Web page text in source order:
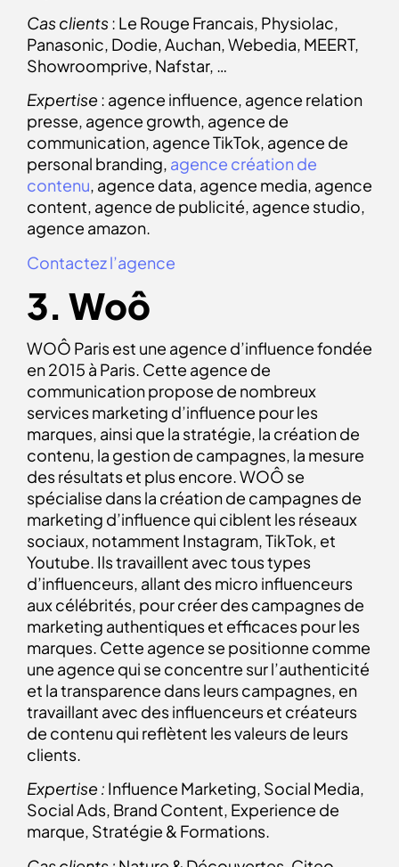
Cas clients: Le Rouge Francais, Physiolac,
Panasonic, Dodie, Auchan, Webedia, MEERT,
Showroomprive, Nafstar, …
Expertise: agence influence, agence relation
presse, agence growth, agence de
communication, agence TikTok, agence de
personal branding, agence création de
contenu, agence data, agence media, agence
content, agence de publicité, agence studio,
agence amazon.
Contactez l’agence
3. Woô
WOÔ Paris est une agence d’influence fondée
en 2015 à Paris. Cette agence de
communication propose de nombreux
services marketing d’influence pour les
marques, ainsi que la stratégie, la création de
contenu, la gestion de campagnes, la mesure
des résultats et plus encore. WOÔ se
spécialise dans la création de campagnes de
marketing d’influence qui ciblent les réseaux
sociaux, notamment Instagram, TikTok, et
Youtube. Ils travaillent avec tous types
d’influenceurs, allant des micro influenceurs
aux célébrités, pour créer des campagnes de
marketing authentiques et efficaces pour les
marques. Cette agence se positionne comme
une agence qui se concentre sur l’authenticité
et la transparence dans leurs campagnes, en
travaillant avec des influenceurs et créateurs
de contenu qui reflètent les valeurs de leurs
clients.
Expertise : Influence Marketing, Social Media,
Social Ads, Brand Content, Experience de
marque, Stratégie & Formations.